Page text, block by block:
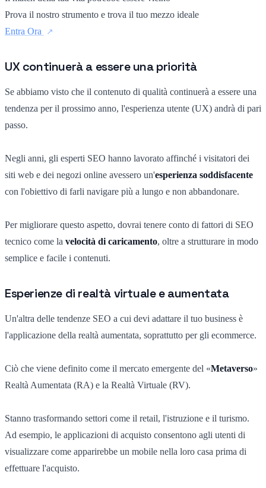
Prova il nostro strumento e trova il tuo mezzo ideale
Entra Ora
UX continuerà a essere una priorità
Se abbiamo visto che il contenuto di qualità continuerà a essere una
tendenza per il prossimo anno, l'esperienza utente (UX) andrà di pari
passo.
Negli anni, gli esperti SEO hanno lavorato affinché i visitatori dei
siti web e dei negozi online avessero un'esperienza soddisfacente
con l'obiettivo di farli navigare più a lungo e non abbandonare.
Per migliorare questo aspetto, dovrai tenere conto di fattori di SEO
tecnico come la velocità di caricamento, oltre a strutturare in modo
semplice e facile i contenuti.
Esperienze di realtà virtuale e aumentata
Un'altra delle tendenze SEO a cui devi adattare il tuo business è
l'applicazione della realtà aumentata, soprattutto per gli ecommerce.
Ciò che viene definito come il mercato emergente del «Metaverso»
Realtà Aumentata (RA) e la Realtà Virtuale (RV).
Stanno trasformando settori come il retail, l'istruzione e il turismo.
Ad esempio, le applicazioni di acquisto consentono agli utenti di
visualizzare come apparirebbe un mobile nella loro casa prima di
effettuare l'acquisto.